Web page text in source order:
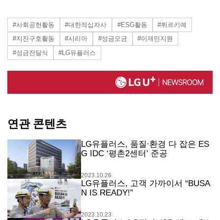
#사회공헌활동 #대한적십자사 #ESG활동
#튀르키예
#지진구호활동
#시리아 #성금모금
#이재민지원
#성금전달식
#LG유플러스
연관 콘텐츠
LG유플러스, 품질∙환경 다 잡은 ES
G IDC ‘평촌2센터’ 준공
2023.10.26
LG유플러스, 고객 가까이서 “BUSA
N IS READY!”
2023.10.23